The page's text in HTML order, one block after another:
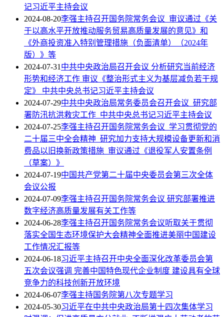
记习近平主持会议
2024-08-20李强主持召开国务院常务会议 审议通过《关
于以高水平开放推动服务贸易高质量发展的意见》和
《外商投资准入特别管理措施（负面清单）（2024年
版）》等
2024-07-31中共中央政治局召开会议 分析研究当前经济
形势和经济工作 审议《整治形式主义为基层减负若干规
定》 中共中央总书记习近平主持会议
2024-07-29中共中央政治局常务委员会召开会议 研究部
署防汛抗洪救灾工作 中共中央总书记习近平主持会议
2024-07-25李强主持召开国务院常务会议 学习贯彻党的
二十届三中全会精神 研究加力支持大规模设备更新和消
费品以旧换新政策措施 审议通过《退役军人安置条例
（草案）》
2024-07-19中国共产党第二十届中央委员会第三次全体
会议公报
2024-07-09李强主持召开国务院常务会议 研究部署推进
数字经济高质量发展有关工作等
2024-06-28李强主持召开国务院常务会议听取关于贯彻
落实全国生态环境保护大会精神全面推进美丽中国建设
工作情况汇报等
2024-06-18习近平主持召开中央全面深化改革委员会第
五次会议强调 完善中国特色现代企业制度 建设具有全球
竞争力的科技创新开放环境
2024-06-07李强主持国务院第八次专题学习
2024-05-30习近平在中共中央政治局第十四次集体学习